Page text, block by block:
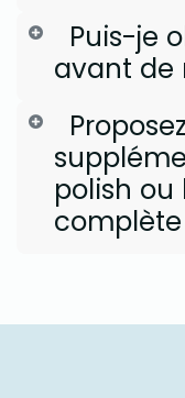
Puis-je
avant de
polish
complète